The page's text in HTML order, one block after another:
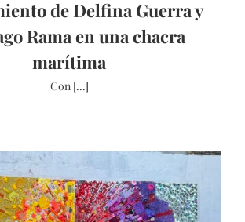
de Delfina Guerra y
Rama en una chacra
marítima
Con [...]